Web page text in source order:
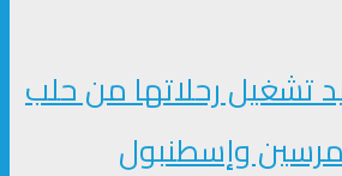
تشغيل رحلاتها من حلب
وإسطنبول